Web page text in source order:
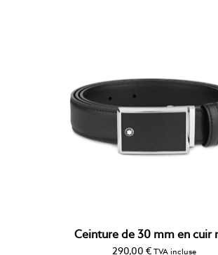
Ceinture de 30 mm en cuir
290,00 € TVA incluse